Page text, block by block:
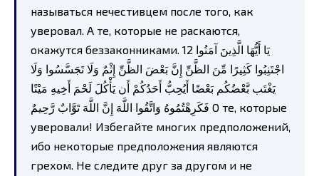
называться нечестивцем после того, как
уверовал. А те, которые не раскаются,
окажутся беззаконниками. 12 يَا أَيُّهَا الَّذِينَ آمَنُوا
اجْتَنِبُوا كَثِيرًا مِّنَ الظَّنِّ إِنَّ بَعْضَ الظَّنِّ إِثْمٌ وَلَا تَجَسَّسُوا وَلَا
يَغْتَب بَّعْضُكُم بَعْضًا أَيُحِبُّ أَحَدُكُمْ أَن يَأْكُلَ لَحْمَ أَخِيهِ مَيْتًا
فَكَرِهْتُمُوهُ وَاتَّقُوا اللَّهَ إِنَّ اللَّهَ تَوَّابٌ رَّحِيمٌ О те, которые
уверовали! Избегайте многих предположений,
ибо некоторые предположения являются
грехом. Не следите друг за другом и не